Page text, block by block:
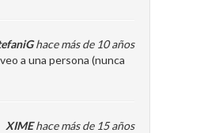
hace más de 10 años
a una persona (nunca
XIMEhace más de 15 años